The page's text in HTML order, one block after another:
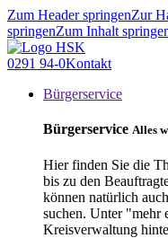
Zum Header springenZur
springenZum Inhalt
0291 94-0Kontakt
Bürgerservice
Bürgerservice Alles
Hier finden Sie die
bis zu den
können natürlich
suchen. Unter "mehr
Kreisverwaltung